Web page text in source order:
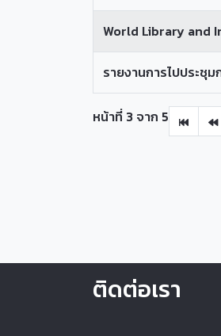
World Library and
รายงานการไปประชุ
หน้าที่ 3 จาก 5
ติดต่อเรา